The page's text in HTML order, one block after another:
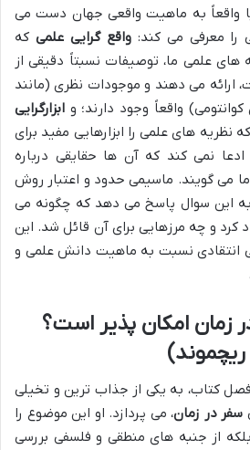
واقعاً به ماهیت واقعی جهان دست می
را معرفی می کند:واقع گرایی علمی که
علمی ما، توصیفات نسبتاً دقیقی از
می دهند و موجودات نظری (مانند
واقعاً وجود دارند؛ و ابزارگرایی
که نظریه های علمی را ابزارهایی مفید برای
نمی کند که آن ها حقایقی درباره
می گویند. ماسیمی حدود و اعتبار روش
این سوال پاسخ می دهد که چگونه می
کرد و چه مرزهایی برای آن قائل شد. این
انتقادی نسبت به ماهیت دانش علمی و
در زمان امکان پذیر است؟
کتاب، به یکی از جذاب ترین و تخیلی
سفر در زمان، می پردازد. او این موضوع را
بلکه از جنبه های منطقی و فلسفی بررسی